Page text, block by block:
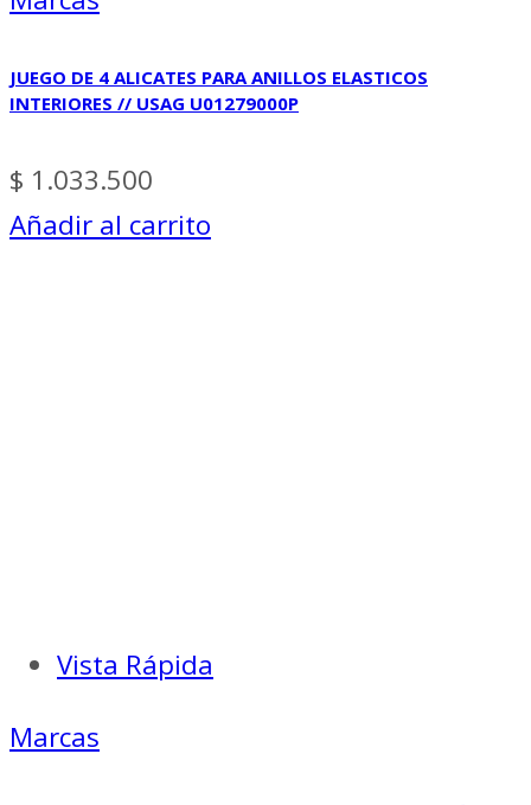
JUEGO DE 4 ALICATES PARA ANILLOS ELASTICOS
INTERIORES // USAG U01279000P
$ 1.033.500
Añadir al carrito
Vista Rápida
Marcas